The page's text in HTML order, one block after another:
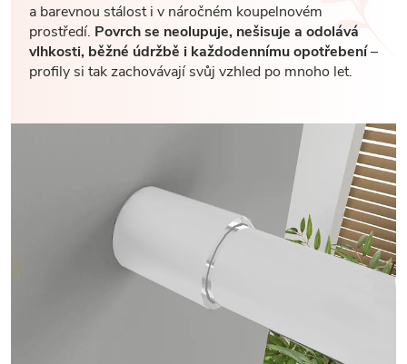
a barevnou stálost i v náročném koupelnovém
prostředí. Povrch se neolupuje, nešisuje a odolává
vlhkosti, běžné údržbě i každodennímu opotřebení–
profily si tak zachovávají svůj vzhled po mnoho let.